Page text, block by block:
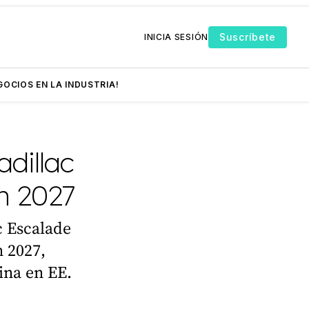
INICIA SESIÓN Suscríbete
EN LA INDUSTRIA!
2027
en EE.